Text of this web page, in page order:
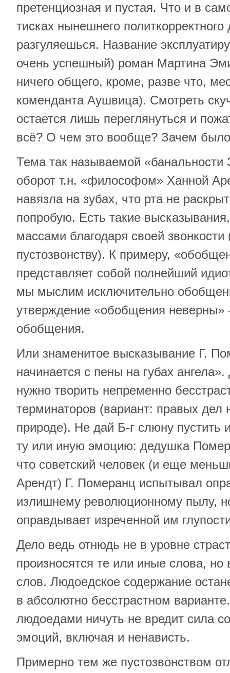
претенциозная и пустая. Что и в
тисках нынешнего политкорректного
разгуляешься. Название
очень успешный) роман Мартина
ничего общего, кроме, разве что,
коменданта Аушвица). Смотреть
остается лишь переглянуться и
всё? О чем это вообще? Зачем было
Тема так называемой
оборот т.н. «философом» Ханной
навязла на зубах, что рта не
попробую. Есть такие
массами благодаря своей звонкости
пустозвонству). К примеру,
представляет собой полнейший
мы мыслим исключительно
утверждение «обобщения
обобщения.
Или знаменитое высказывание Г.
начинается с пены на губах
нужно творить непременно
терминаторов (вариант: правых дел
природе). Не дай Б-г слюну пустить
ту или иную эмоцию: дедушка
что советский человек (и еще
Арендт) Г. Померанц испытывал
излишнему революционному пылу,
оправдывает изреченной им
Дело ведь отнюдь не в уровне
произносятся те или иные слова, но
слов. Людoeдcкoe содержание
в абсолютно бесстрастном
людoeдaми ничуть не вредит сила
эмоций, включая и нeнaвиcть.
Примерно тем же пустозвонством